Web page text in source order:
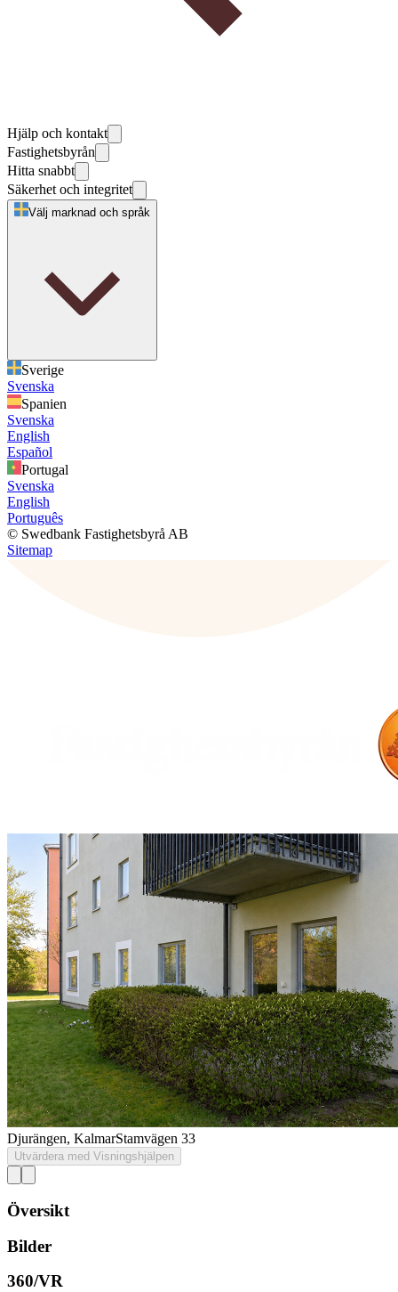
Hjälp och kontakt
Fastighetsbyrån
Hitta snabbt
Säkerhet och integritet
Välj marknad och språk
Sverige
Svenska
Spanien
Svenska
English
Español
Portugal
Svenska
English
Português
© Swedbank Fastighetsbyrå AB
Sitemap
Djurängen, KalmarStamvägen 33
Utvärdera med Visningshjälpen
Översikt
Bilder
360/VR